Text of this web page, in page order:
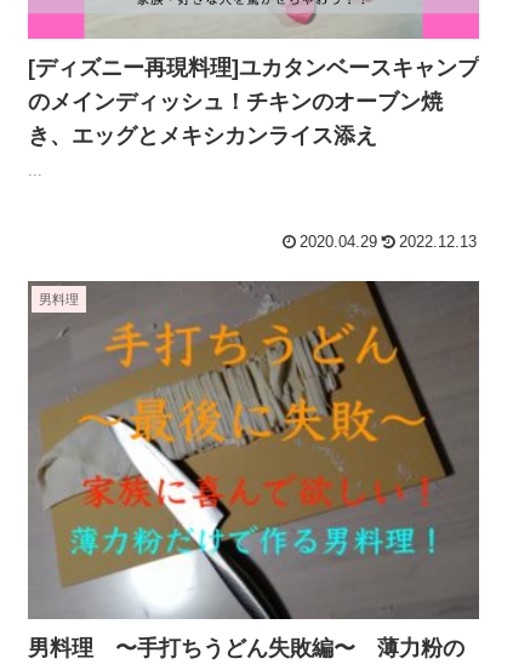
[ディズニー再現料理]ユカタンベースキャンプ
のメインディッシュ！チキンのオーブン焼
き、エッグとメキシカンライス添え
2020.04.29 2022.12.13
男料理
男料理 〜手打ちうどん失敗編〜 薄力粉の